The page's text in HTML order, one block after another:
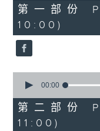
55
minutes,
10
seconds
第一部份
10:00)
seconds
55
minutes,
19
00:00
第二部份
11:00)